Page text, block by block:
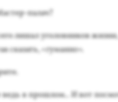
па­лач?
ли­шал уго­лов­ни­ков
ска­зать, «гу­ман­но».
ведь в прош­лом.. И вот